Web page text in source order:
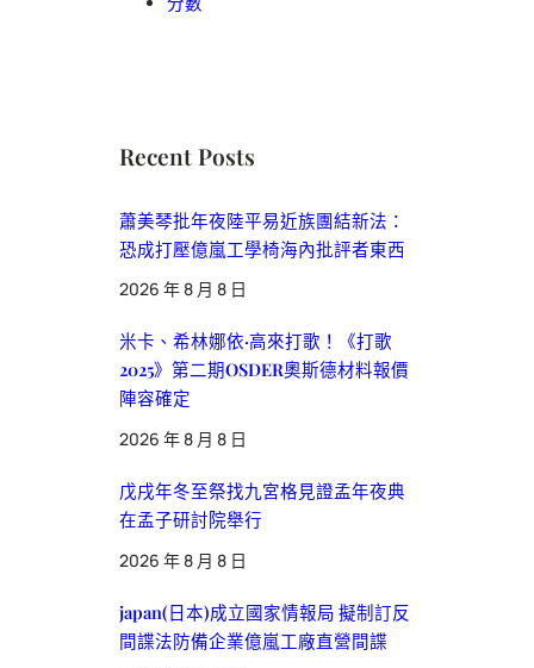
Recent Posts
蕭美琴批年夜陸平易近族團結新法：
恐成打壓億嵐工學椅海內批評者東西
2026 年 8 月 8 日
米卡、希林娜依·高來打歌！《打歌
2025》第二期OSDER奧斯德材料報價
陣容確定
2026 年 8 月 8 日
戊戌年冬至祭找九宮格見證孟年夜典
在孟子研討院舉行
2026 年 8 月 8 日
japan(日本)成立國家情報局 擬制訂反
間諜法防備企業億嵐工廠直營間諜